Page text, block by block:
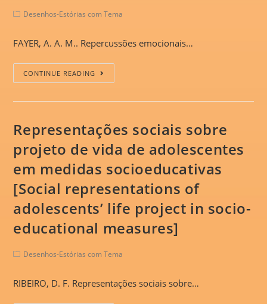
Desenhos-Estórias com Tema
FAYER, A. A. M.. Repercussões emocionais…
CONTINUE READING
Representações sociais sobre
projeto de vida de adolescentes
em medidas socioeducativas
[Social representations of
adolescents’ life project in socio-
educational measures]
Desenhos-Estórias com Tema
RIBEIRO, D. F. Representações sociais sobre…